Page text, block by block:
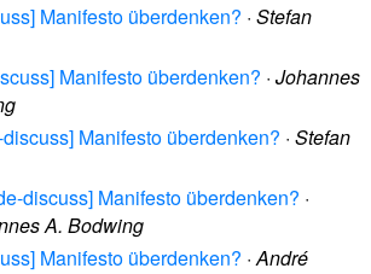
Manifesto überdenken? · Stefan
Manifesto überdenken? · Johannes
Manifesto überdenken? · Stefan
discuss] Manifesto überdenken? ·
A. Bodwing
Manifesto überdenken? ·André